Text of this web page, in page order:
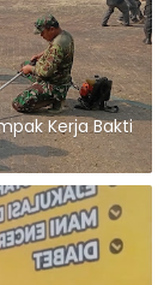
Kerja Bakti